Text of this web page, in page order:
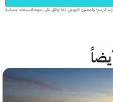
تلقي النشرات البريدية والمحتوى الترويجي، كما توافق على شروط الاستخدام وسياسة